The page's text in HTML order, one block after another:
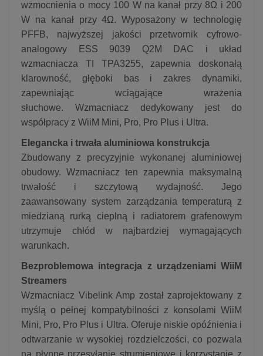
wzmocnienia o mocy 100 W na kanał przy 8Ω i 200
W na kanał przy 4Ω. Wyposażony w technologię
PFFB, najwyższej jakości przetwornik cyfrowo-
analogowy ESS 9039 Q2M DAC i układ
wzmacniacza TI TPA3255, zapewnia doskonałą
klarowność, głęboki bas i zakres dynamiki,
zapewniając wciągające wrażenia
słuchowe. Wzmacniacz dedykowany jest do
współpracy z WiiM Mini, Pro, Pro Plus i Ultra.
Elegancka i trwała aluminiowa konstrukcja
Zbudowany z precyzyjnie wykonanej aluminiowej
obudowy. Wzmacniacz ten zapewnia maksymalną
trwałość i szczytową wydajność. Jego
zaawansowany system zarządzania temperaturą z
miedzianą rurką cieplną i radiatorem grafenowym
utrzymuje chłód w najbardziej wymagających
warunkach.
Bezproblemowa integracja z urządzeniami WiiM
Streamers
Wzmacniacz Vibelink Amp został zaprojektowany z
myślą o pełnej kompatybilności z konsolami WiiM
Mini, Pro, Pro Plus i Ultra. Oferuje niskie opóźnienia i
odtwarzanie w wysokiej rozdzielczości, co pozwala
na płynne przesyłanie strumieniowe i korzystanie z